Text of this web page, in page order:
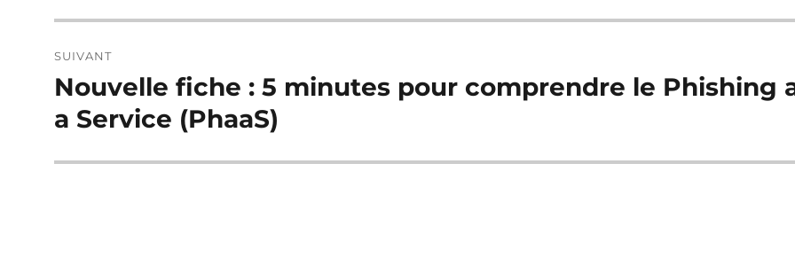
SUIVANT
Publication
suivante :
Nouvelle fiche : 5 minutes pour comprendre le Phishing
a Service (PhaaS)